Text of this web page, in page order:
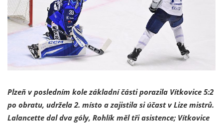
Plzeň v posledním kole základní části porazila Vítkovice 5:2
po obratu, udržela 2. místo a zajistila si účast v Lize mistrů.
Lalancette dal dva góly, Rohlík měl tři asistence; Vítkovice